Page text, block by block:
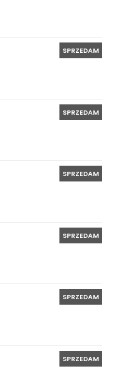
SPRZEDAM
SPRZEDAM
SPRZEDAM
SPRZEDAM
SPRZEDAM
SPRZEDAM